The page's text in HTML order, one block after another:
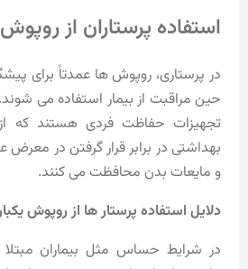
استفاده پرستاران از
در پرستاری، روپوش ها عمدتاً برای
حین مراقبت از بیمار استفاده می
تجهیزات حفاظت فردی هستند که
بهداشتی در برابر قرار گرفتن در
و مایعات بدن محافظت می کنند.
دلایل استفاده پرستار ها از روپوش
در شرایط حساس مثل بیماران